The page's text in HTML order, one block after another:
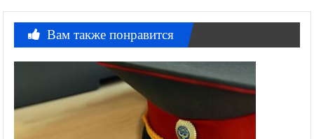
Вам также понравится